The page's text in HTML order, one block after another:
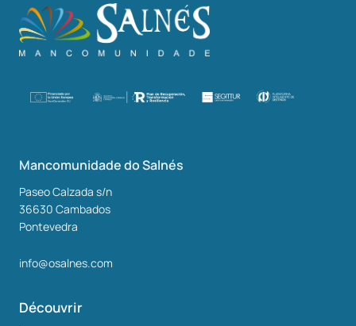
Mancomunidade do Salnés
Paseo Calzada s/n
36630 Cambados
Pontevedra
info@osalnes.com
Découvrir